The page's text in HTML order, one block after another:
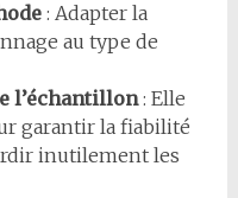
: Adapter la
au type de
l’échantillon: Elle
garantir la fiabilité
inutilement les